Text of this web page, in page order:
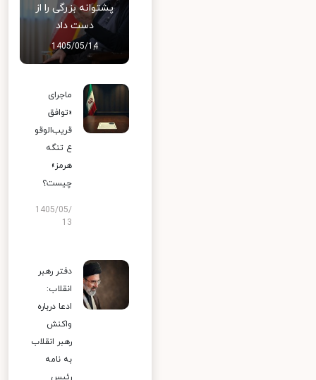
پشتوانه بزرگی را از
دست داد
1405/05/14
ماجرای
«توافق
قریب‌الوقو
ع تنگه
هرمز»
چیست؟
1405/05/
13
دفتر رهبر
انقلاب:
ادعا درباره
واکنش
رهبر انقلاب
به نامه
رئیس